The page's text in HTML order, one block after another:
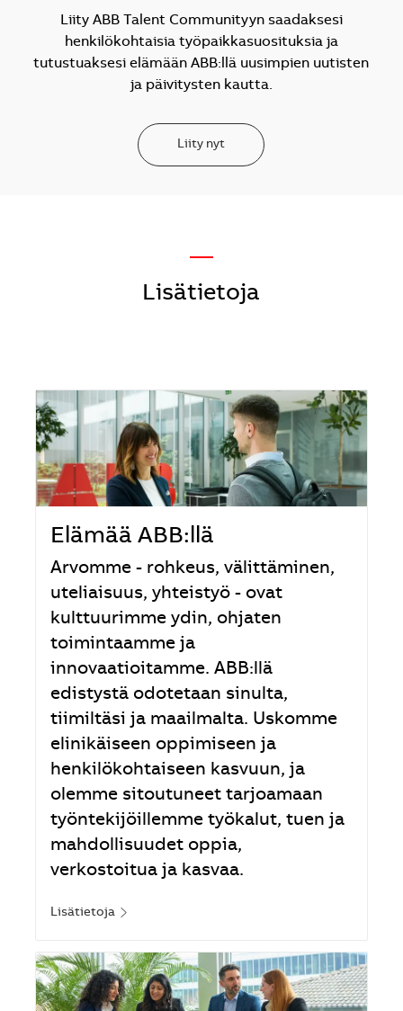
Liity ABB Talent Communityyn saadaksesi
henkilökohtaisia työpaikkasuosituksia ja
tutustuaksesi elämään ABB:llä uusimpien uutisten
ja päivitysten kautta.
Liity nyt
—
Lisätietoja
Elämää ABB:llä
Arvomme - rohkeus, välittäminen,
uteliaisuus, yhteistyö - ovat
kulttuurimme ydin, ohjaten
toimintaamme ja
innovaatioitamme. ABB:llä
edistystä odotetaan sinulta,
tiimiltäsi ja maailmalta. Uskomme
elinikäiseen oppimiseen ja
henkilökohtaiseen kasvuun, ja
olemme sitoutuneet tarjoamaan
työntekijöillemme työkalut, tuen ja
mahdollisuudet oppia,
verkostoitua ja kasvaa.
Lisätietoja